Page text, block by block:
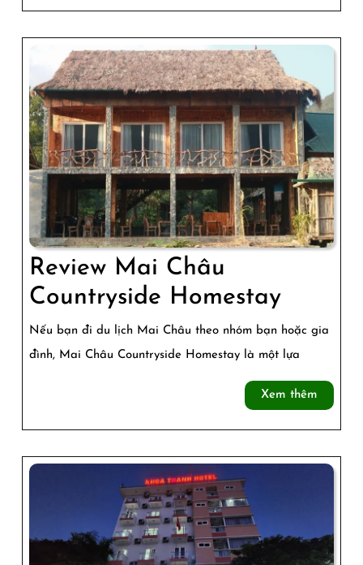
Bản
Lác:
Nét
Đẹp
Cổ
Kính
Và
Lâu
Đời
Review Mai Châu
Countryside HomestayReview
Mai
Châu
Nếu bạn đi du lịch Mai Châu theo nhóm bạn hoặc gia
đình, Mai Châu Countryside Homestay là một lựa
Xem thêm
thêm